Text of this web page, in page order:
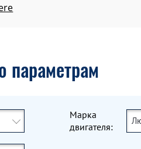
параметрам
Марка
двигателя: